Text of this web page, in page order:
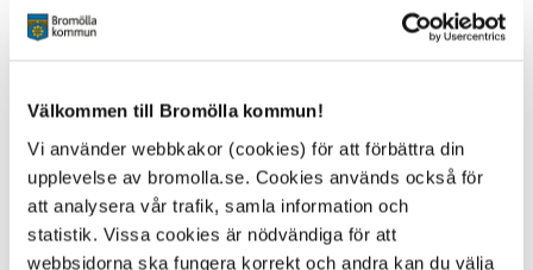
Välkommen till Bromölla kommun!
Vi använder webbkakor (cookies) för att förbättra din
upplevelse av bromolla.se. Cookies används också för
att analysera vår trafik, samla information och
statistik. Vissa cookies är nödvändiga för att
webbsidorna ska fungera korrekt och andra kan du välja
Bromölla Kommun
Danielsson på besök
24 June 2026
Nyhet